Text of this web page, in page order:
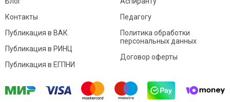
Контакты
Педагогу
Публикация в ВАК
Публикация в РИНЦ
Публикация в ЕГПНИ
Политика обработки
персональных данных
Договор оферты